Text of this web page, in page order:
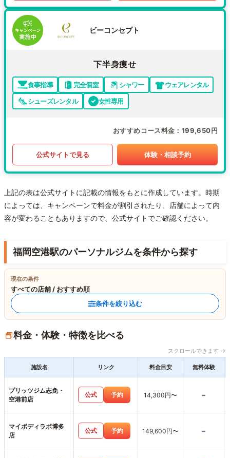
ビーコンセプト
下半身痩せ
食事指導 完全個室 シャワー
ウェアレンタル
シューズレンタル
女性専用
おすすめコース料金 199,650円
公式サイトで見る 体験・相談予約
上記の表は公式サイトに記載の情報をもとに作成しています。時期
によっては、キャンペーンで料金が割引されたり、店舗によって内
容が変わることもありますので、公式サイトでご確認ください。
福岡空港駅のパーソナルジムを条件から探す
現在の条件
すべての店舗 / おすすめ順
条件を絞り込む
料金・体験・特徴を比べる
スクロールできます →
施設名 リンク 料金目安 無料体験
プリッツジム志免・
空港前店
公式 予約 14,300円〜 -
マイボディラボ博多
店
公式 予約 149,600円〜 -